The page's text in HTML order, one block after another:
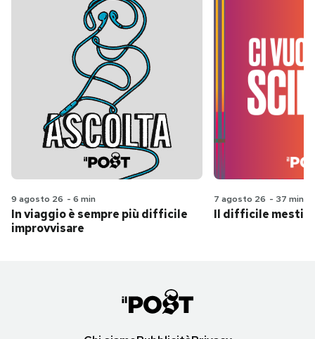
9 agosto 26 - 6 min
In viaggio è sempre più difficile
improvvisare
7 agosto 26 - 37 min
Il difficile